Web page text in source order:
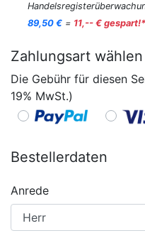
89,50 € = 11,-- €
Zahlungsart wählen
Die Gebühr für diesen
19% MwSt.)
Bestellerdaten
Anrede